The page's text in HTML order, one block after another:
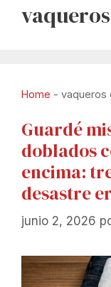
Home - vaqueros
Guardé
doblados
encima:
desastre
junio 2, 2026